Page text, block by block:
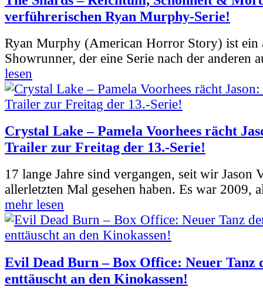
verführerischen Ryan Murphy-Serie!
Ryan Murphy (American Horror Story) ist ein
Showrunner, der eine Serie nach der anderen
lesen
Crystal Lake – Pamela Voorhees rächt
Trailer zur Freitag der 13.-Serie!
17 lange Jahre sind vergangen, seit wir Jason
allerletzten Mal gesehen haben. Es war 2009,
mehr lesen
Evil Dead Burn – Box Office: Neuer Tanz
enttäuscht an den Kinokassen!